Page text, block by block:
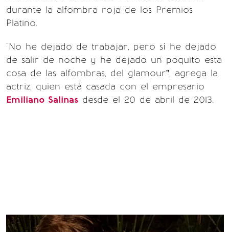
durante la alfombra roja de los Premios
Platino.
"No he dejado de trabajar, pero sí he dejado
de salir de noche y he dejado un poquito esta
cosa de las alfombras, del glamour”, agrega la
actriz, quien está casada con el empresario
Emiliano Salinas desde el 20 de abril de 2013.